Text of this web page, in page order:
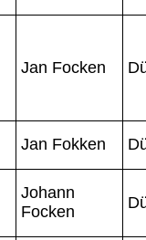
Jan Focken
Jan Fokken
Johann
Focken